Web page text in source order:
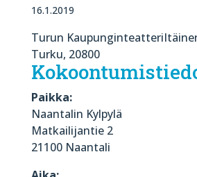
16.1.2019
Turun
Turku, 20800
Paikka:
Naantalin Kylpylä
Matkailijantie 2
21100 Naantali